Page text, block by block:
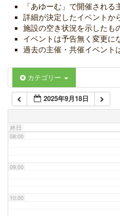
「あゆーむ」で開催され
詳細が決定したイベントか
施設の空き状況を示したも
イベントは予告無く変更に
過去の主催・共催イベント
カテゴリー
2025年9月18日
終日
04:00
06:00
07:00
08:00
09:00
10:00